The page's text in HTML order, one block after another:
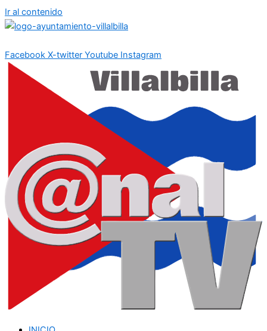
Ir al contenido
Facebook X-twitter Youtube Instagram